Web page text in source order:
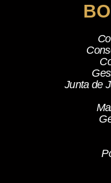
Junta de